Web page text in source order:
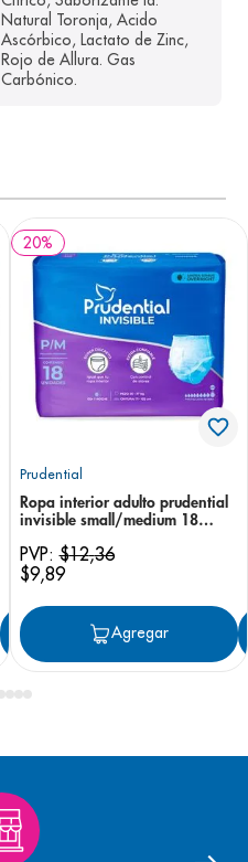
Natural Toronja, Acido
Ascórbico, Lactato de Zinc,
Rojo de Allura. Gas
Carbónico.
Agregar
20%
Prudential
Ropa interior adulto prudential
invisible small/medium 18
PVP:$12,36
$9,89
Agregar